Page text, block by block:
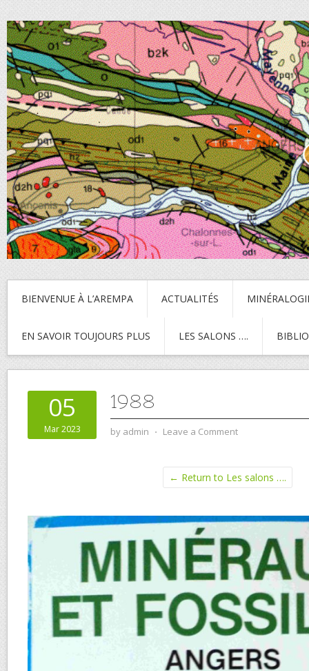
BIENVENUE À L’AREMPA ACTUALITÉS
EN SAVOIR TOUJOURS PLUS LES SALONS ….
05
Mar 2023
1988
by admin ⋅ Leave a Comment
← Return to Les salons ….